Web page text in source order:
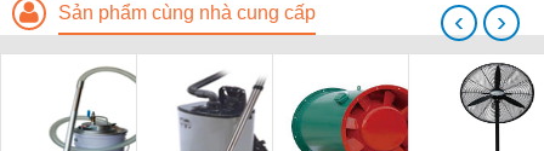
Sản phẩm cùng nhà cung cấp ‹ ›